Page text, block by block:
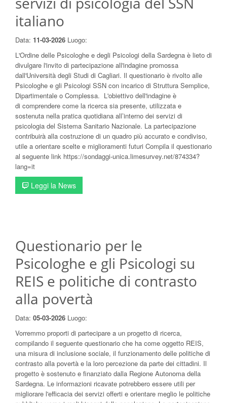
italiano
Data: 11-03-2026 Luogo:
L'Ordine delle Psicologhe e degli Psicologi della Sardegna è lieto di
divulgare l'invito di partecipazione all'indagine promossa
dall'Università degli Studi di Cagliari. Il questionario è rivolto alle
Psicologhe e gli Psicologi SSN con incarico di Struttura Semplice,
Dipartimentale o Complessa. L'obiettivo dell'indagine è
di comprendere come la ricerca sia presente, utilizzata e
sostenuta nella pratica quotidiana all’interno dei servizi di
psicologia del Sistema Sanitario Nazionale. La partecipazione
contribuirà alla costruzione di un quadro più accurato e condiviso,
utile a orientare scelte e miglioramenti futuri Compila il questionario
al seguente link https://sondaggi-unica.limesurvey.net/874334?
lang=it
Leggi la News
Questionario per le
Psicologhe e gli Psicologi su
REIS e politiche di contrasto
alla povertà
Data: 05-03-2026 Luogo:
Vorremmo proporti di partecipare a un progetto di ricerca,
compilando il seguente questionario che ha come oggetto REIS,
una misura di inclusione sociale, il funzionamento delle politiche di
contrasto alla povertà e la loro percezione da parte dei cittadini. Il
progetto è sostenuto e finanziato dalla Regione Autonoma della
Sardegna. Le informazioni ricavate potrebbero essere utili per
migliorare l'efficacia dei servizi offerti e orientare meglio le politiche